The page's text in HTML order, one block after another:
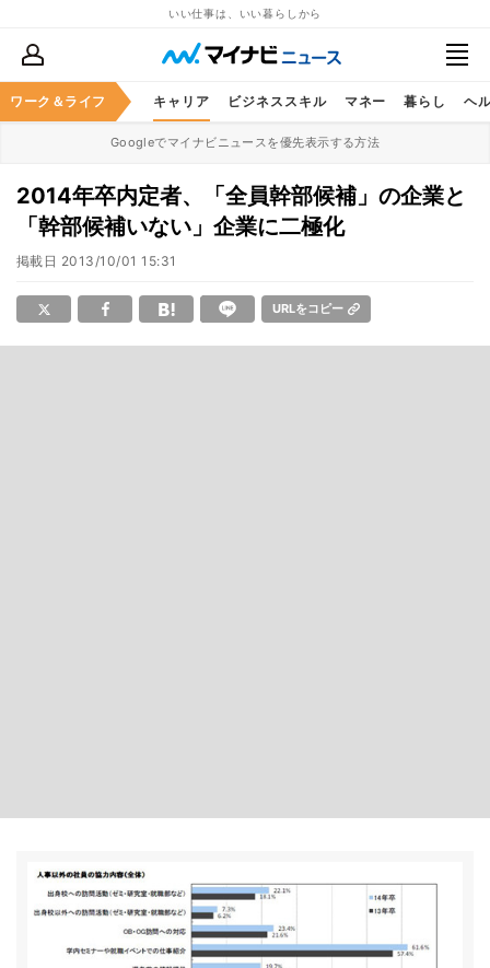
いい仕事は、いい暮らしから
ワーク＆ライフ キャリア ビジネススキル マネー 暮らし ヘ
Googleでマイナビニュースを優先表示する方法
2014年卒内定者、「全員幹部候補」の企業と
「幹部候補いない」企業に二極化
掲載日 2013/10/01 15:31
URLをコピー